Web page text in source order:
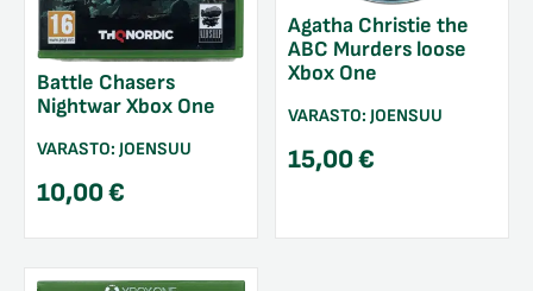
Battle Chasers
Nightwar Xbox One
VARASTO: JOENSUU
10,00€
Agatha Christie the
ABC Murders loose
Xbox One
VARASTO: JOENSUU
15,00€